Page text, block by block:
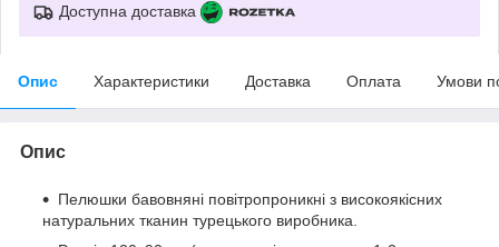
Доступна доставка
Опис Характеристики Доставка Оплата Умови
Опис
Пелюшки бавовняні повітропроникні з високоякісних
натуральних тканин турецького виробника.